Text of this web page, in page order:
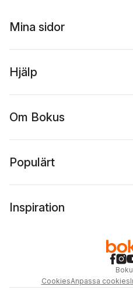
Mina sidor
Hjälp
Om Bokus
Populärt
Inspiration
CookiesAnpassa cookies